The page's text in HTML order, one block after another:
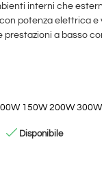
interni che
con potenza elettrica
prestazioni a basso
150W 200W 300W
Disponibile